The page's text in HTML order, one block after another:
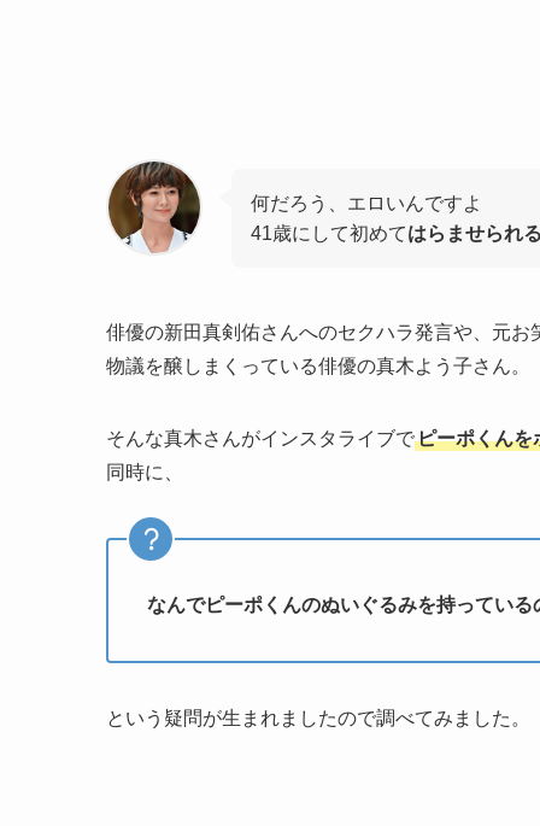
何だろう、エロいんですよ
41歳にして初めてはらませられ
俳優の新田真剣佑さんへのセクハラ発言や、元
物議を醸しまくっている俳優の真木よう子さん。
そんな真木さんがインスタライブでピーポくんを
同時に、
なんでピーポくんのぬいぐるみを持っている
という疑問が生まれましたので調べてみました。